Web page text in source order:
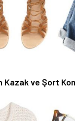
Kazak ve Şort